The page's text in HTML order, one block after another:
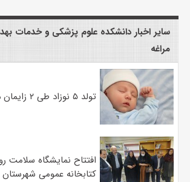
سایر اخبار دانشکده علوم پزشکی و خدمات
مراغه
تولد ۵ نوزاد طی ۲ زایمان در مراغه
افتتاح نمایشگاه سلامت
کتابخانه عمومی شهرستان